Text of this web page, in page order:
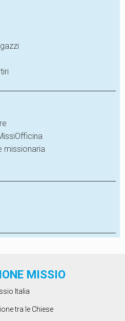
missionaria
MISSIO
Italia
tra le Chiese